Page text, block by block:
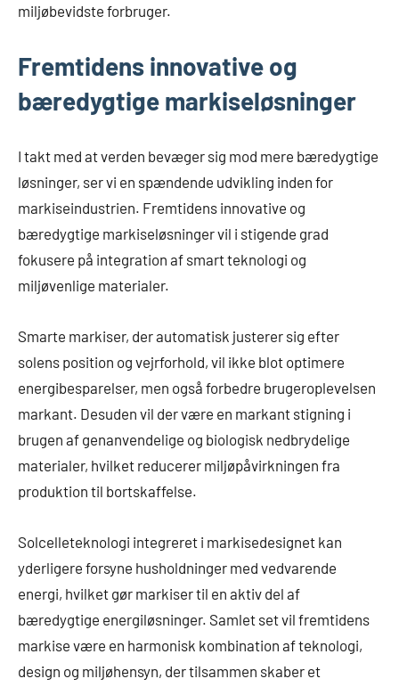
miljøbevidste forbruger.
Fremtidens innovative og
bæredygtige markiseløsninger
I takt med at verden bevæger sig mod mere bæredygtige
løsninger, ser vi en spændende udvikling inden for
markiseindustrien. Fremtidens innovative og
bæredygtige markiseløsninger vil i stigende grad
fokusere på integration af smart teknologi og
miljøvenlige materialer.
Smarte markiser, der automatisk justerer sig efter
solens position og vejrforhold, vil ikke blot optimere
energibesparelser, men også forbedre brugeroplevelsen
markant. Desuden vil der være en markant stigning i
brugen af genanvendelige og biologisk nedbrydelige
materialer, hvilket reducerer miljøpåvirkningen fra
produktion til bortskaffelse.
Solcelleteknologi integreret i markisedesignet kan
yderligere forsyne husholdninger med vedvarende
energi, hvilket gør markiser til en aktiv del af
bæredygtige energiløsninger. Samlet set vil fremtidens
markise være en harmonisk kombination af teknologi,
design og miljøhensyn, der tilsammen skaber et